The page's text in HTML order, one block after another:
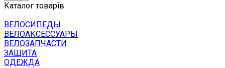
Каталог товарів
ВЕЛОСИПЕДЫ
ВЕЛОАКСЕССУАРЫ
ВЕЛОЗАПЧАСТИ
ЗАЩИТА
ОДЕЖДА